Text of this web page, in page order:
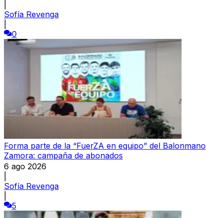
Sofía Revenga
0
Forma parte de la “FuerZA en equipo” del Balonmano
Zamora: campaña de abonados
6 ago 2026
Sofía Revenga
5